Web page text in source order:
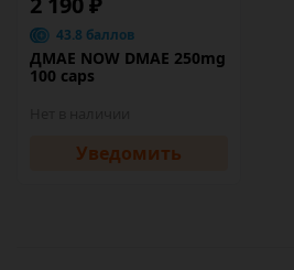
43.8 баллов
ДМАЕ NOW DMAE 250mg
100 caps
Уведомить